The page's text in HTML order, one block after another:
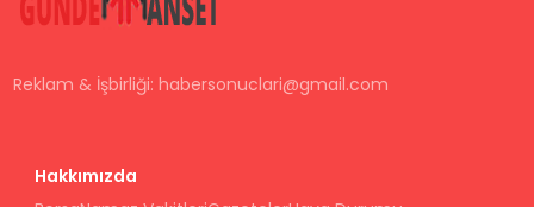
Reklam & İşbirliği:habersonuclari@gmail.com
Hakkımızda